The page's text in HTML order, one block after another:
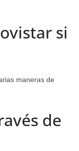
si
maneras de
de